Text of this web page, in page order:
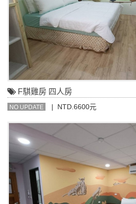
F騏雞房 四人房
NO UPDATE | NTD.6600元